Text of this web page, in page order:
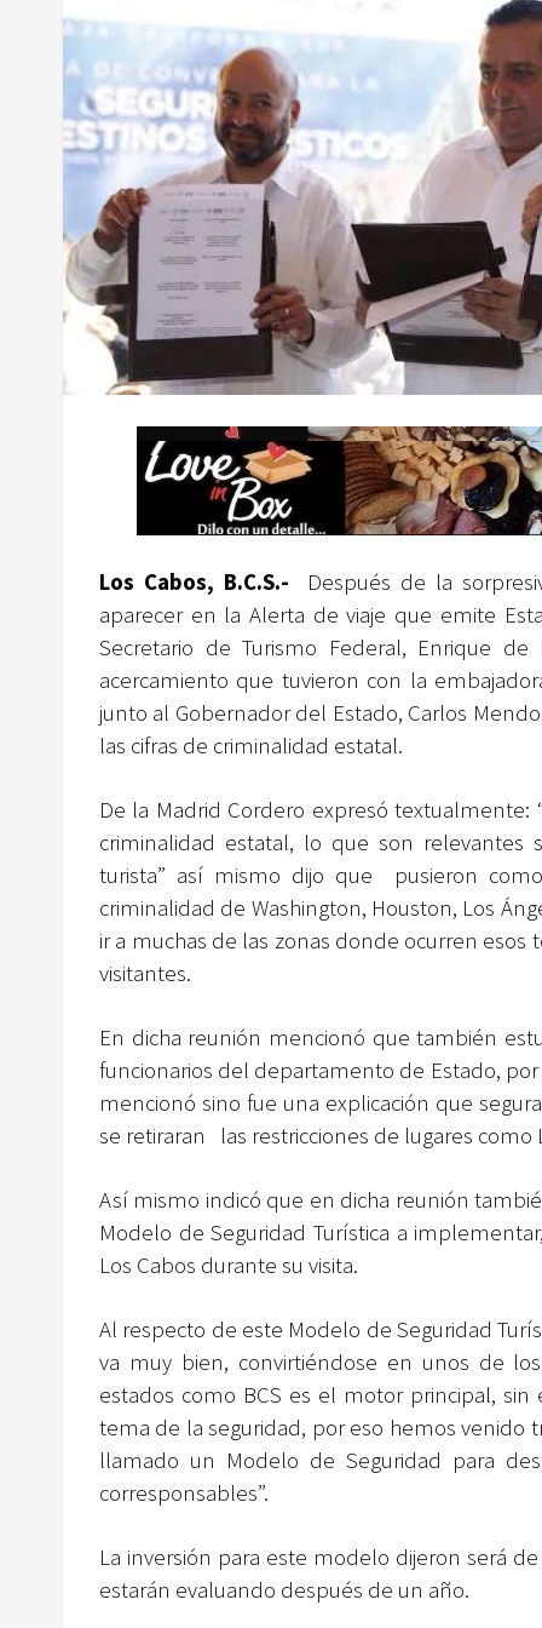
Los Cabos, B.C.S.- Después de la
aparecer en la Alerta de viaje que emite
Secretario de Turismo Federal, Enrique
acercamiento que tuvieron con la
junto al Gobernador del Estado, Carlos
las cifras de criminalidad estatal.
De la Madrid Cordero expresó
criminalidad estatal, lo que son
turista” así mismo dijo que pusieron
criminalidad de Washington, Houston, Los
ir a muchas de las zonas donde ocurren esos
visitantes.
En dicha reunión mencionó que también
funcionarios del departamento de Estado,
mencionó sino fue una explicación que
se retiraran las restricciones de lugares como
Así mismo indicó que en dicha reunión
Modelo de Seguridad Turística a
Los Cabos durante su visita.
Al respecto de este Modelo de Seguridad
va muy bien, convirtiéndose en unos de
estados como BCS es el motor principal,
tema de la seguridad, por eso hemos venido
llamado un Modelo de Seguridad para
corresponsables”.
La inversión para este modelo dijeron será
estarán evaluando después de un año.